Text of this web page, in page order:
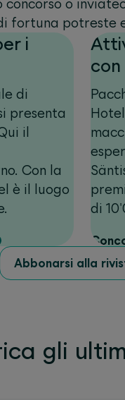
o
fortuna
i
di
presenta
il
Con la
è il luogo
di
Abbonarsi alla
gli